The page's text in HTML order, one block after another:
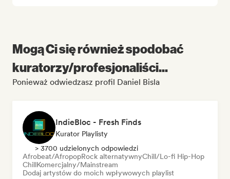
Mogą Ci się również spodobać
kuratorzy/profesjonaliści...
Ponieważ odwiedzasz profil Daniel Bisla
IndieBloc - Fresh Finds
Kurator Playlisty
> 3700 udzielonych odpowiedzi
Afrobeat/AfropopRock alternatywnyChill/Lo-fi Hip-Hop
ChillKomercjalny/Mainstream
Dodaj artystów do moich wpływowych playlist